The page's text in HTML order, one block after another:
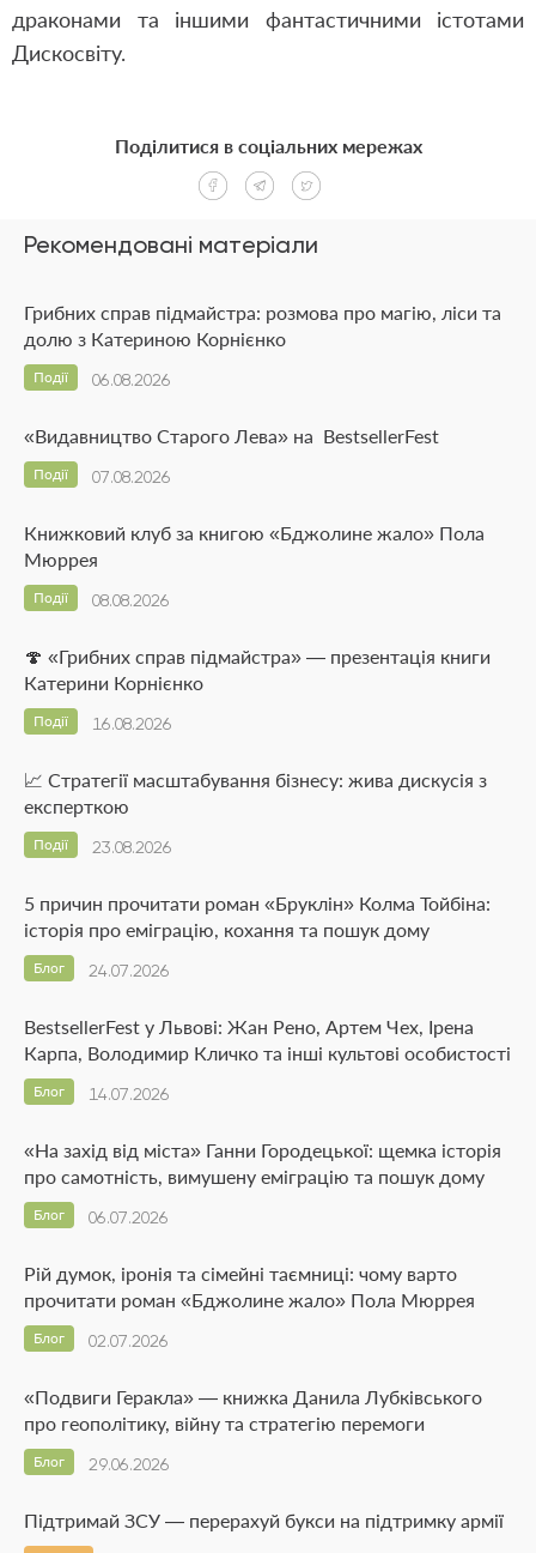
драконами та іншими фантастичними істотами
Дискосвіту.
Рекомендовані матеріали
Грибних справ підмайстра: розмова про магію, ліси та
долю з Катериною Корнієнко
06.08.2026
Події
«Видавництво Старого Лева» на BestsellerFest
07.08.2026
Події
Книжковий клуб за книгою «Бджолине жало» Пола
Мюррея
08.08.2026
Події
🍄 «Грибних справ підмайстра» — презентація книги
Катерини Корнієнко
16.08.2026
Події
📈 Стратегії масштабування бізнесу: жива дискусія з
експерткою
23.08.2026
Події
5 причин прочитати роман «Бруклін» Колма Тойбіна:
історія про еміграцію, кохання та пошук дому
24.07.2026
Блог
BestsellerFest у Львові: Жан Рено, Артем Чех, Ірена
Карпа, Володимир Кличко та інші культові особистості
14.07.2026
Блог
«На захід від міста» Ганни Городецької: щемка історія
про самотність, вимушену еміграцію та пошук дому
06.07.2026
Блог
Рій думок, іронія та сімейні таємниці: чому варто
прочитати роман «Бджолине жало» Пола Мюррея
02.07.2026
Блог
«Подвиги Геракла» — книжка Данила Лубківського
про геополітику, війну та стратегію перемоги
29.06.2026
Блог
Підтримай ЗСУ — перерахуй букси на підтримку армії
Поділитися в соціальних мережах